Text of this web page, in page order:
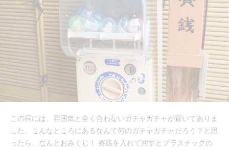
この祠には、雰囲気と全く合わないガチャガチャが置いてありま
した。こんなところにあるなんて何のガチャガチャだろう？と思
ったら、なんとおみくじ！ 賽銭を入れて回すとプラスチックの